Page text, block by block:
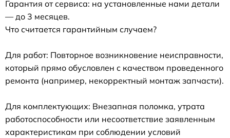
Гарантия от сервиса: на установленные нами детали
— до 3 месяцев.
Что считается гарантийным случаем?
Для работ: Повторное возникновение неисправности,
который прямо обусловлен с качеством проведенного
ремонта (например, некорректный монтаж запчасти).
Для комплектующих: Внезапная поломка, утрата
работоспособности или несоответствие заявленным
характеристикам при соблюдении условий